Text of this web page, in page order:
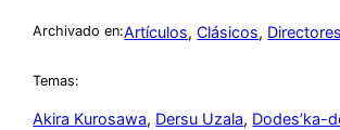
Archivado en:Artículos, Clásicos, Directores
Temas:
Akira Kurosawa, Dersu Uzala, Dodes’ka-